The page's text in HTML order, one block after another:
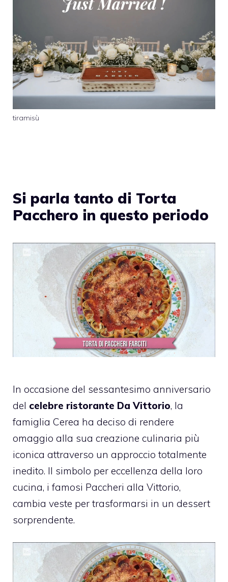
tiramisù
Si parla tanto di Torta
Pacchero in questo periodo
In occasione del sessantesimo anniversario
del celebre ristorante Da Vittorio, la
famiglia Cerea ha deciso di rendere
omaggio alla sua creazione culinaria più
iconica attraverso un approccio totalmente
inedito. Il simbolo per eccellenza della loro
cucina, i famosi Paccheri alla Vittorio,
cambia veste per trasformarsi in un dessert
sorprendente.